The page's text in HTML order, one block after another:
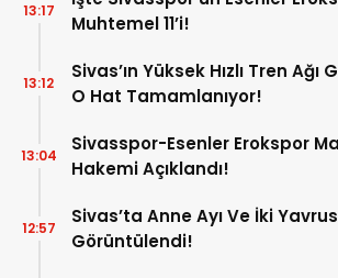
Muhtemel 11’i!
13:17
Sivas’ın Yüksek Hızlı Tren Ağı
O Hat Tamamlanıyor!
13:12
Sivasspor-Esenler Erokspor
Hakemi Açıklandı!
13:04
Sivas’ta Anne Ayı Ve İki
Görüntülendi!
12:57